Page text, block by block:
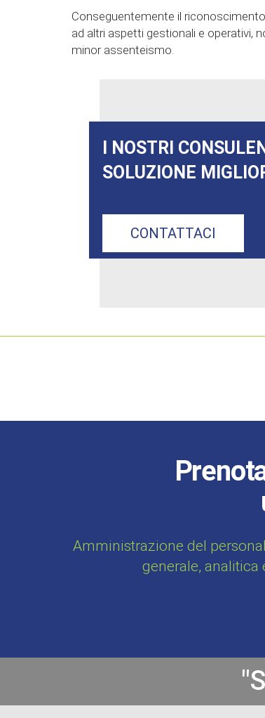
Conseguentemente il
ad altri aspetti gestionali e operativi,
minor assenteismo.
I NOSTRI
SOLUZIONE
CONTATTACI
Amministrazione del
generale, analitica